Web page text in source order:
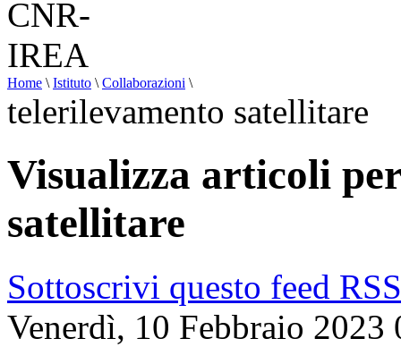
Home \ Istituto \ Collaborazioni \
telerilevamento satellitare
Visualizza articoli
satellitare
Sottoscrivi questo feed RSS
Venerdì, 10 Febbraio 2023